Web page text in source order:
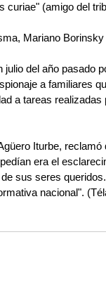
curiae" (amigo del
Mariano
del año pasado
a familiares
a tareas realizadas
Iturbe, reclamó
era el
sus seres
nacional".